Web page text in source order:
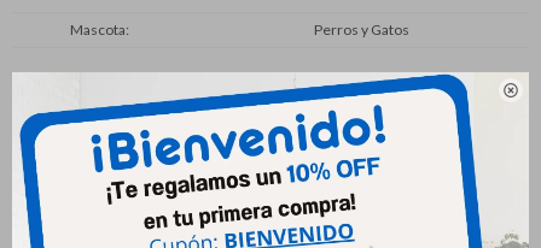

Mascota Perros y Gatos
Productos que te pueden interesar